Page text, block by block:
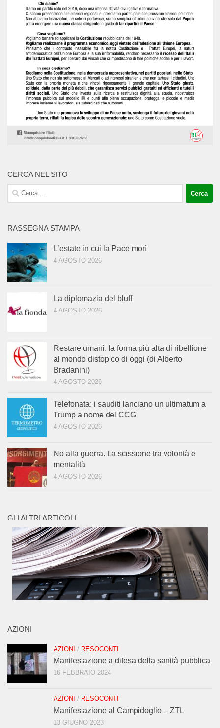
CERCA NEL SITO
Ricerca
per:
RASSEGNA STAMPA
L’estate in cui la Pace morì
4 AGOSTO 2026
La diplomazia del bluff
4 AGOSTO 2026
Restare umani: la forma più alta di ribellione
al mondo distopico di oggi (di Alberto
Bradanini)
4 AGOSTO 2026
Telefonata: i sauditi lanciano un ultimatum a
Trump a nome del CCG
4 AGOSTO 2026
No alla guerra. La scissione tra volontà e
mentalità
4 AGOSTO 2026
GLI ALTRI ARTICOLI
AZIONI
AZIONI / RESOCONTI
Manifestazione a difesa della sanità pubblica
16 FEBBRAIO 2024
AZIONI / RESOCONTI
Manifestazione al Campidoglio – ZTL
13 GIUGNO 2023